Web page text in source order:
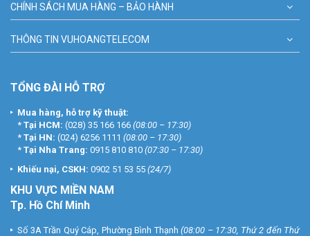
CHÍNH SÁCH MUA HÀNG – BẢO HÀNH
THÔNG TIN VUHOANGTELECOM
TỔNG ĐÀI HỖ TRỢ
Mua hàng, hỗ trợ kỹ thuật:
* Tại HCM: (028) 35 166 166 (08:00 – 17:30)
* Tại HN: (024) 6256 1111 (08:00 – 17:30)
* Tại Nha Trang: 0915 810 810 (07:30 – 17:30)
Khiếu nại, CSKH: 0902 51 53 55 (24/7)
KHU VỰC MIỀN NAM
Tp. Hồ Chí Minh
Số 3A Trần Quý Cáp, Phường Bình Thạnh (08:00 – 17:30, Thứ 2 đến Thứ